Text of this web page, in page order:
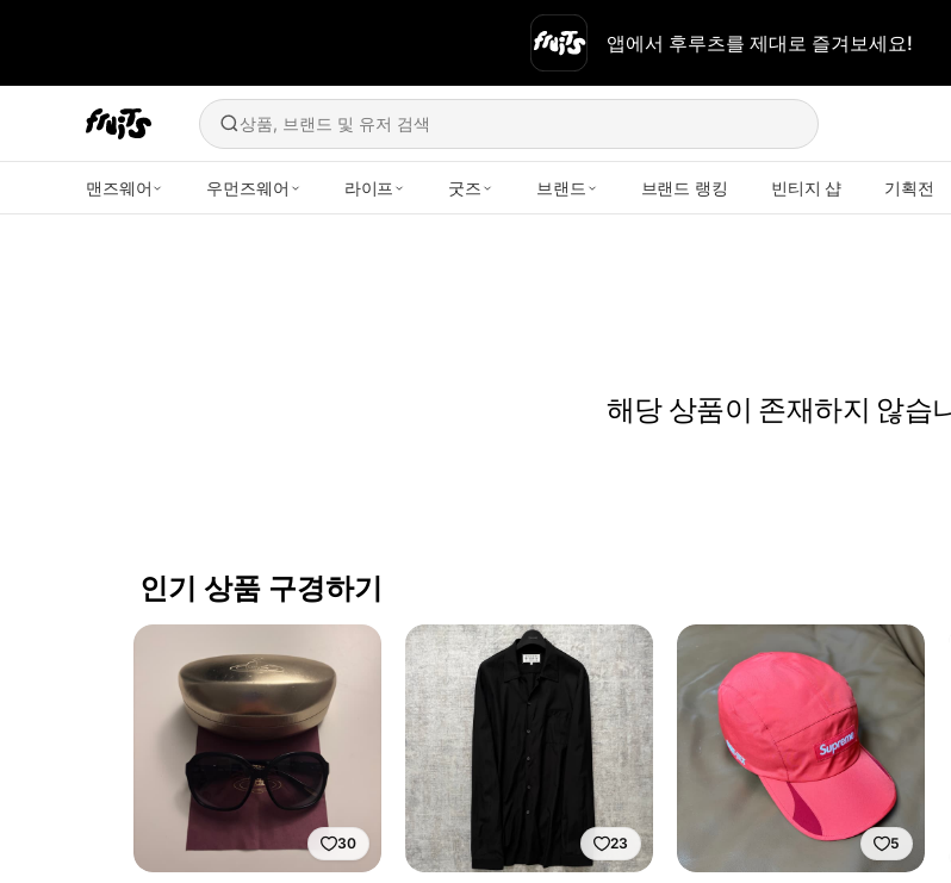
앱에서 후루츠를 제대로 즐겨보세요!
상품, 브랜드 및 유저 검색
맨즈웨어 우먼즈웨어 라이프 굿즈 브랜드 브랜드 랭킹 빈티지 샵 기획전
해당 상품이 존재하지 않습
인기 상품 구경하기
30 23 5